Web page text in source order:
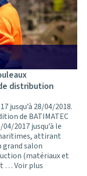
distribution
jusqu’à 28/04/2018.
de BATIMATEC
2017 jusqu’à le
attirant
grand salon
(matériaux et
…Voir plus